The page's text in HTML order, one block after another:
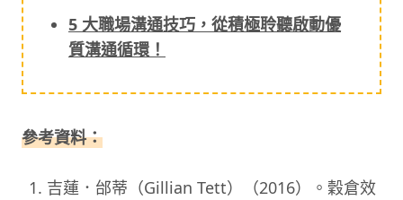
5 大職場溝通技巧，從積極聆聽啟動優
質溝通循環！
參考資料：
吉蓮．邰蒂（Gillian Tett）（2016）。穀倉效